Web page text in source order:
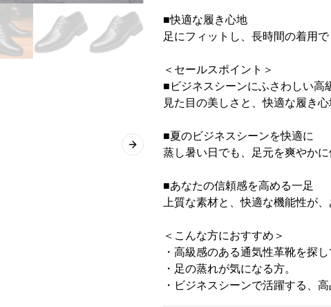
Next slide
■快適な履き心地
足にフィットし、長時間の着用で
＜セールスポイント＞
■ビジネスシーンにふさわしい高
見た目の美しさと、快適な履き
■夏のビジネスシーンを快適に
蒸し暑い日でも、足元を爽やかに
■あなたの信頼感を高める一足
上質な素材と、快適な機能性が
＜こんな方におすすめ＞
・高級感のある通気性革靴を探し
・足の蒸れが気になる方。
・ビジネスシーンで活躍する、